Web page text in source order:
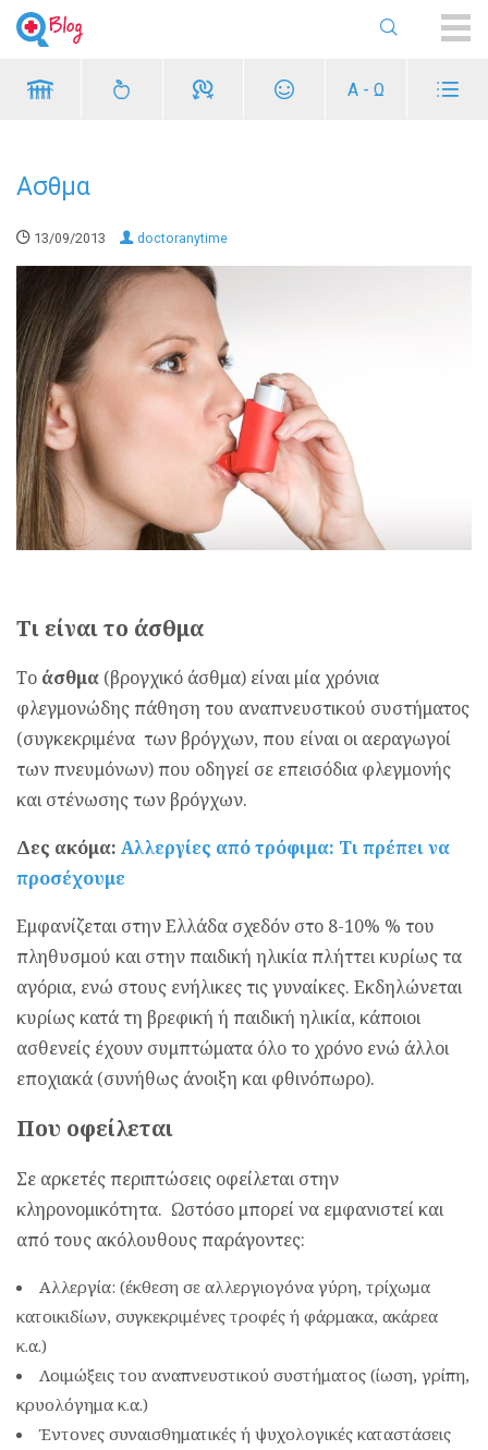
Α - Ω
Ασθμα
13/09/2013 doctoranytime
Τι είναι το άσθμα
Το άσθμα (βρογχικό άσθμα) είναι μία χρόνια
φλεγμονώδης πάθηση του αναπνευστικού συστήματος
(συγκεκριμένα των βρόγχων, που είναι οι αεραγωγοί
των πνευμόνων) που οδηγεί σε επεισόδια φλεγμονής
και στένωσης των βρόγχων.
Δες ακόμα: Αλλεργίες από τρόφιμα: Τι πρέπει να
προσέχουμε
Εμφανίζεται στην Ελλάδα σχεδόν στο 8-10% % του
πληθυσμού και στην παιδική ηλικία πλήττει κυρίως τα
αγόρια, ενώ στους ενήλικες τις γυναίκες. Εκδηλώνεται
κυρίως κατά τη βρεφική ή παιδική ηλικία, κάποιοι
ασθενείς έχουν συμπτώματα όλο το χρόνο ενώ άλλοι
εποχιακά (συνήθως άνοιξη και φθινόπωρο).
Που οφείλεται
Σε αρκετές περιπτώσεις οφείλεται στην
κληρονομικότητα. Ωστόσο μπορεί να εμφανιστεί και
από τους ακόλουθους παράγοντες:
Αλλεργία: (έκθεση σε αλλεργιογόνα γύρη, τρίχωμα
κατοικιδίων, συγκεκριμένες τροφές ή φάρμακα, ακάρεα
κ.α.)
Λοιμώξεις του αναπνευστικού συστήματος (ίωση, γρίπη,
κρυολόγημα κ.α.)
Έντονες συναισθηματικές ή ψυχολογικές καταστάσεις